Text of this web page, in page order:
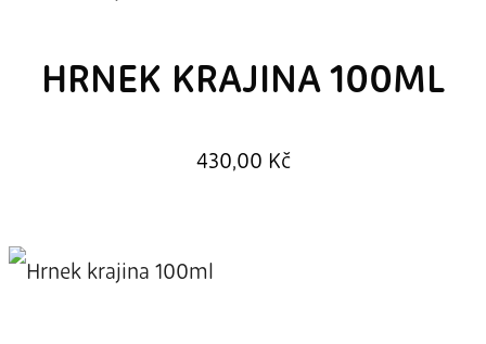
HRNEK KRAJINA 100ML
430,00 Kč